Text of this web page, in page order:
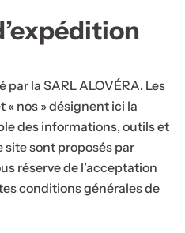
g
à
l
è
v
r
e
la SARL ALOVÉRA. Les
« nos » désignent ici la
des informations, outils et
site sont proposés par
réserve de l’acceptation
conditions générales de